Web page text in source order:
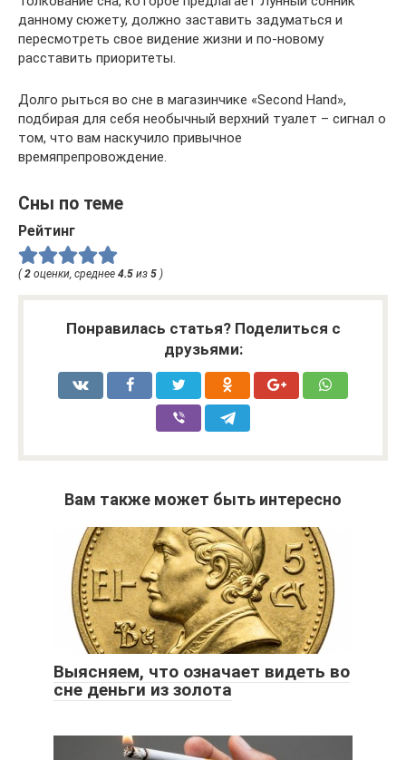
данному сюжету, должно заставить задуматься и
пересмотреть свое видение жизни и по-новому
расставить приоритеты.
Долго рыться во сне в магазинчике «Second Hand»,
подбирая для себя необычный верхний туалет – сигнал о
том, что вам наскучило привычное
времяпрепровождение.
Сны по теме
Рейтинг
( 2 оценки, среднее 4.5 из 5 )
Понравилась статья? Поделиться с
друзьями:
Вам также может быть интересно
Выясняем, что означает видеть во
сне деньги из золота